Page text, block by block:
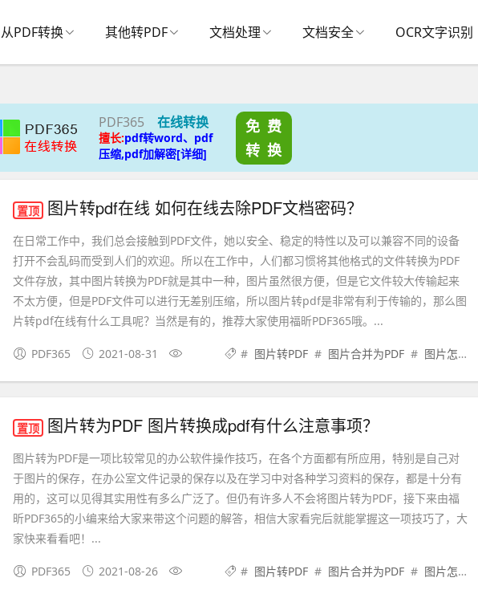
从PDF转换 其他转PDF 文档处理 文档安全 OCR文字识别
PDF365 在线转换
擅长:pdf转word、pdf
压缩,pdf加解密[详细]
免 费
转 换
置顶 图片转pdf在线 如何在线去除PDF文档密码？
在日常工作中，我们总会接触到PDF文件，她以安全、稳定的特性以及可以兼容不同的设备
打开不会乱码而受到人们的欢迎。所以在工作中，人们都习惯将其他格式的文件转换为PDF
文件存放，其中图片转换为PDF就是其中一种，图片虽然很方便，但是它文件较大传输起来
不太方便，但是PDF文件可以进行无差别压缩，所以图片转pdf是非常有利于传输的，那么图
片转pdf在线有什么工具呢？当然是有的，推荐大家使用福昕PDF365哦。...
PDF365 2021-08-31 # 图片转PDF # 图片合并为PDF # 图片怎么转PDF
置顶 图片转为PDF 图片转换成pdf有什么注意事项？
图片转为PDF是一项比较常见的办公软件操作技巧，在各个方面都有所应用，特别是自己对
于图片的保存，在办公室文件记录的保存以及在学习中对各种学习资料的保存，都是十分有
用的，这可以见得其实用性有多么广泛了。但仍有许多人不会将图片转为PDF，接下来由福
昕PDF365的小编来给大家来带这个问题的解答，相信大家看完后就能掌握这一项技巧了，大
家快来看看吧！...
PDF365 2021-08-26 # 图片转PDF # 图片合并为PDF # 图片怎么转PDF